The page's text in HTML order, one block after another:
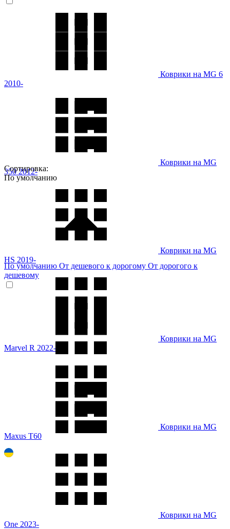
Коврики на MG 6
2010-
Коврики на MG
350 2012-
Коврики на MG
HS 2019-
Коврики на MG
Marvel R 2022-
Коврики на MG
Maxus T60
Коврики на MG
One 2023-
Сортировка:
По умолчанию
По умолчанию От дешевого к дорогому От дорогого к
дешевому